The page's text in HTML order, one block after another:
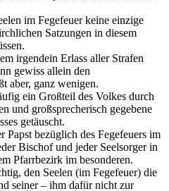
im Fegefeuer keine einzige
Satzungen in diesem
irgendein Erlass aller Strafen
gewiss allein den
aber, ganz wenigen.
ein Großteil des Volkes durch
und großsprecherisch gegebene
getäuscht.
Papst bezüglich des Fegefeuers im
Bischof und jeder Seelsorger in
Pfarrbezirk im besonderen.
den Seelen (im Fegefeuer) die
seiner – ihm dafür nicht zur